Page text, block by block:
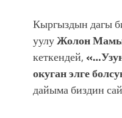
Кыргыздын дагы
уулуЖолон
кеткендей,
окуган элге
дайыма биздин